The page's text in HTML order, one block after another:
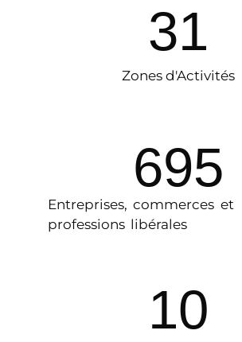
Zones d'Activités
38
Entreprises, commerces et
professions libérales
888
12